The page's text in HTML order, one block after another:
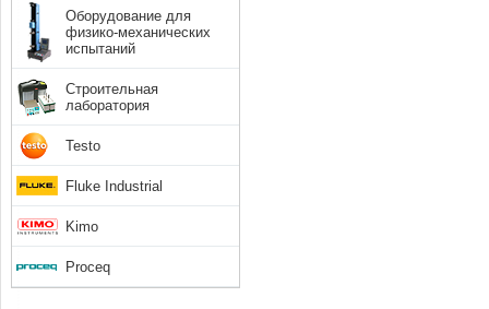
Оборудование для
физико-механических
испытаний
Строительная
лаборатория
Testo
Fluke Industrial
Kimo
Proceq